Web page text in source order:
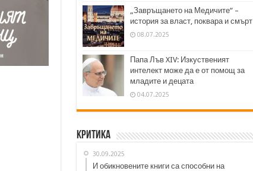
„Завръщането на Медичите“ –
история за власт, поквара и смърт
08.07.2025
Папа Лъв XIV: Изкуственият
интелект може да е от помощ за
младите и децата
04.07.2025
Критика
30.09.2025
И обикновените книги са способни на